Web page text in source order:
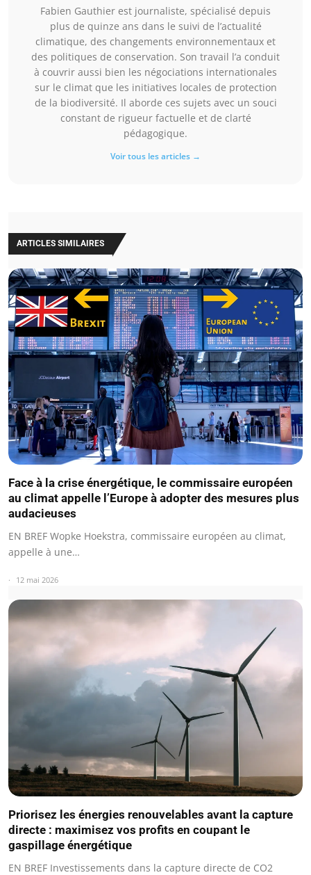
Fabien Gauthier est journaliste, spécialisé depuis
plus de quinze ans dans le suivi de l’actualité
climatique, des changements environnementaux et
des politiques de conservation. Son travail l’a conduit
à couvrir aussi bien les négociations internationales
sur le climat que les initiatives locales de protection
de la biodiversité. Il aborde ces sujets avec un souci
constant de rigueur factuelle et de clarté
pédagogique.
Voir tous les articles →
ARTICLES SIMILAIRES
Face à la crise énergétique, le commissaire européen
au climat appelle l’Europe à adopter des mesures plus
audacieuses
EN BREF Wopke Hoekstra, commissaire européen au climat,
appelle à une…
12 mai 2026
Priorisez les énergies renouvelables avant la capture
directe : maximisez vos profits en coupant le
gaspillage énergétique
EN BREF Investissements dans la capture directe de CO2